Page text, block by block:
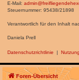
E-Mail:
Steuernummer: 95438/21898
Verantwortlich für den Inhalt
Daniela Prell
Datenschutzrichtlinie |
Foren-Übersicht